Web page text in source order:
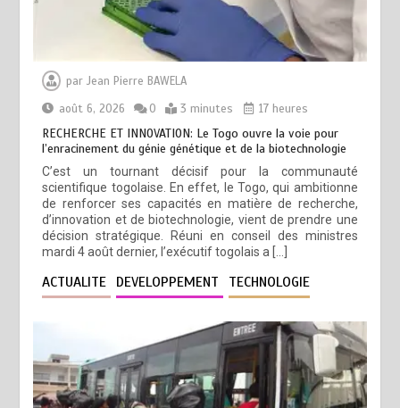
parJean Pierre BAWELA
août 6, 2026
0 3 minutes 17 heures
RECHERCHE ET INNOVATION: Le Togo ouvre la voie pour
l’enracinement du génie génétique et de la biotechnologie
C’est un tournant décisif pour la communauté
scientifique togolaise. En effet, le Togo, qui ambitionne
de renforcer ses capacités en matière de recherche,
d’innovation et de biotechnologie, vient de prendre une
décision stratégique. Réuni en conseil des ministres
mardi 4 août dernier, l’exécutif togolais a […]
ACTUALITE DEVELOPPEMENT TECHNOLOGIE